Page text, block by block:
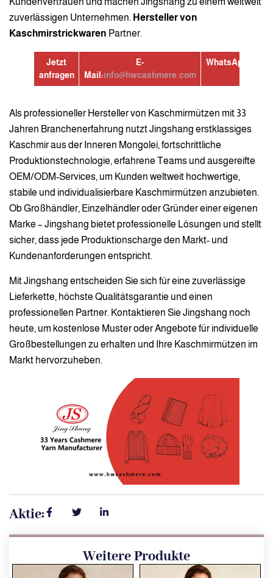
zuverlässigen Unternehmen. Hersteller von
Kaschmirstrickwaren Partner.
Jetzt
anfragen
E-
Mail:info@hwcashmere.com
WhatsApp:
Als professioneller Hersteller von Kaschmirmützen mit 33
Jahren Branchenerfahrung nutzt Jingshang erstklassiges
Kaschmir aus der Inneren Mongolei, fortschrittliche
Produktionstechnologie, erfahrene Teams und ausgereifte
OEM/ODM-Services, um Kunden weltweit hochwertige,
stabile und individualisierbare Kaschmirmützen anzubieten.
Ob Großhändler, Einzelhändler oder Gründer einer eigenen
Marke – Jingshang bietet professionelle Lösungen und stellt
sicher, dass jede Produktionscharge den Markt- und
Kundenanforderungen entspricht.
Mit Jingshang entscheiden Sie sich für eine zuverlässige
Lieferkette, höchste Qualitätsgarantie und einen
professionellen Partner. Kontaktieren Sie Jingshang noch
heute, um kostenlose Muster oder Angebote für individuelle
Großbestellungen zu erhalten und Ihre Kaschmirmützen im
Markt hervorzuheben.
Aktie:
Weitere Produkte